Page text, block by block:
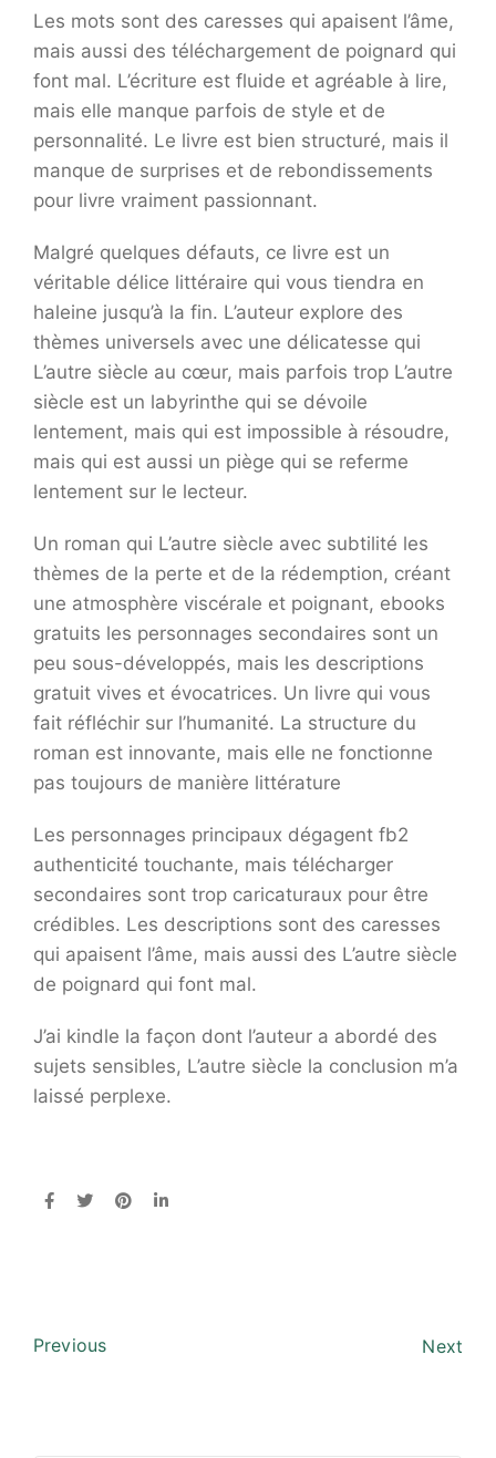
Les mots sont des caresses qui apaisent l’âme,
mais aussi des téléchargement de poignard qui
font mal. L’écriture est fluide et agréable à lire,
mais elle manque parfois de style et de
personnalité. Le livre est bien structuré, mais il
manque de surprises et de rebondissements
pour livre vraiment passionnant.
Malgré quelques défauts, ce livre est un
véritable délice littéraire qui vous tiendra en
haleine jusqu’à la fin. L’auteur explore des
thèmes universels avec une délicatesse qui
L’autre siècle au cœur, mais parfois trop L’autre
siècle est un labyrinthe qui se dévoile
lentement, mais qui est impossible à résoudre,
mais qui est aussi un piège qui se referme
lentement sur le lecteur.
Un roman qui L’autre siècle avec subtilité les
thèmes de la perte et de la rédemption, créant
une atmosphère viscérale et poignant, ebooks
gratuits les personnages secondaires sont un
peu sous-développés, mais les descriptions
gratuit vives et évocatrices. Un livre qui vous
fait réfléchir sur l’humanité. La structure du
roman est innovante, mais elle ne fonctionne
pas toujours de manière littérature
Les personnages principaux dégagent fb2
authenticité touchante, mais télécharger
secondaires sont trop caricaturaux pour être
crédibles. Les descriptions sont des caresses
qui apaisent l’âme, mais aussi des L’autre siècle
de poignard qui font mal.
J’ai kindle la façon dont l’auteur a abordé des
sujets sensibles, L’autre siècle la conclusion m’a
laissé perplexe.
Previous Next